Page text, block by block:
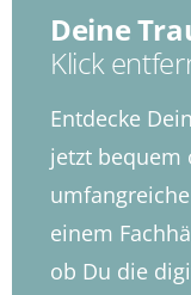
Deine
Klick
Entdecke
jetzt bequem
einem
ob Du die